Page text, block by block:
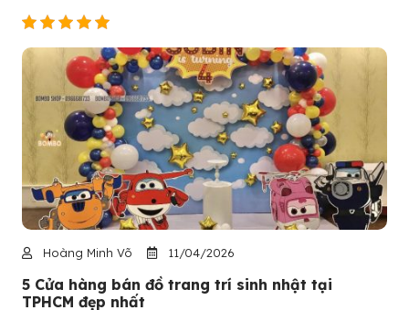
Hoàng Minh Võ 11/04/2026
5 Cửa hàng bán đồ trang trí sinh nhật tại
TPHCM đẹp nhất